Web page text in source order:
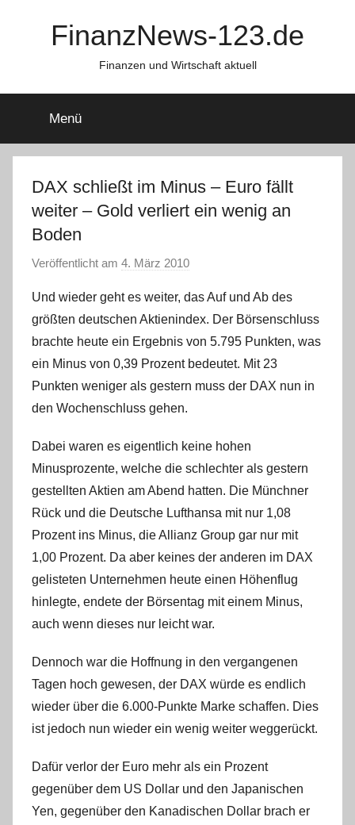
FinanzNews-123.de
Finanzen und Wirtschaft aktuell
Menü
DAX schließt im Minus – Euro fällt
weiter – Gold verliert ein wenig an
Boden
Veröffentlicht am 4. März 2010
n
C
h
r
i
e
l
W
.
Und wieder geht es weiter, das Auf und Ab des
größten deutschen Aktienindex. Der Börsenschluss
brachte heute ein Ergebnis von 5.795 Punkten, was
ein Minus von 0,39 Prozent bedeutet. Mit 23
Punkten weniger als gestern muss der DAX nun in
den Wochenschluss gehen.
Dabei waren es eigentlich keine hohen
Minusprozente, welche die schlechter als gestern
gestellten Aktien am Abend hatten. Die Münchner
Rück und die Deutsche Lufthansa mit nur 1,08
Prozent ins Minus, die Allianz Group gar nur mit
1,00 Prozent. Da aber keines der anderen im DAX
gelisteten Unternehmen heute einen Höhenflug
hinlegte, endete der Börsentag mit einem Minus,
auch wenn dieses nur leicht war.
Dennoch war die Hoffnung in den vergangenen
Tagen hoch gewesen, der DAX würde es endlich
wieder über die 6.000-Punkte Marke schaffen. Dies
ist jedoch nun wieder ein wenig weiter weggerückt.
Dafür verlor der Euro mehr als ein Prozent
gegenüber dem US Dollar und den Japanischen
Yen, gegenüber den Kanadischen Dollar brach er